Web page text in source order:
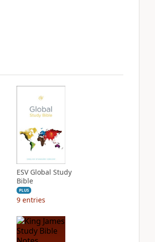
ESV Global Study
Bible
PLUS
9 entries